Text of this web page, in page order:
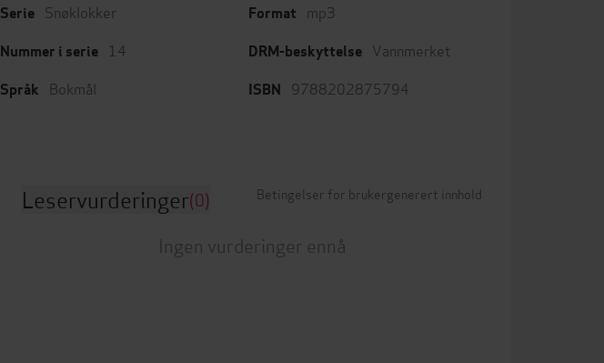
Serie Snøklokker
Nummer i serie 14
Språk Bokmål
Format mp3
DRM-beskyttelse Vannmerket
ISBN 9788202875794
Leservurderinger(0) Betingelser for brukergenerert innhold
Ingen vurderinger ennå